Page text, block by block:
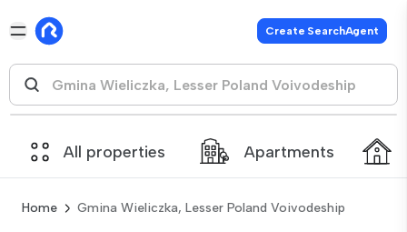
Create SearchAgent
All properties Apartments
Home Gmina Wieliczka, Lesser Poland Voivodeship